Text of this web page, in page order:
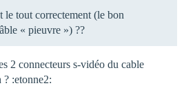
le tout correctement (le bon
« pieuvre ») ??
2 connecteurs s-vidéo du cable
:etonne2: